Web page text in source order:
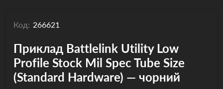
Код: 266621
Приклад Battlelink Utility Low
Profile Stock Mil Spec Tube Size
(Standard Hardware) — чорний